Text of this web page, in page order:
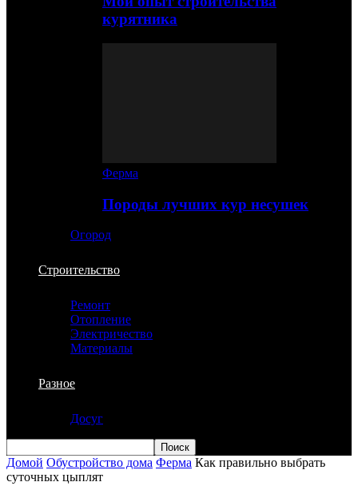
курятника
Ферма
Породы лучших кур несушек
Огород
Строительство
Ремонт
Отопление
Электричество
Материалы
Разное
Досуг
Домой Обустройство дома Ферма Как правильно выбрать
суточных цыплят